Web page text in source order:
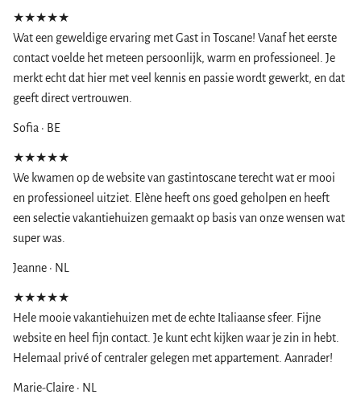
★★★★★
Wat een geweldige ervaring met Gast in Toscane! Vanaf het eerste
contact voelde het meteen persoonlijk, warm en professioneel. Je
merkt echt dat hier met veel kennis en passie wordt gewerkt, en dat
geeft direct vertrouwen.
Sofia · BE
★★★★★
We kwamen op de website van gastintoscane terecht wat er mooi
en professioneel uitziet. Elène heeft ons goed geholpen en heeft
een selectie vakantiehuizen gemaakt op basis van onze wensen wat
super was.
Jeanne · NL
★★★★★
Hele mooie vakantiehuizen met de echte Italiaanse sfeer. Fijne
website en heel fijn contact. Je kunt echt kijken waar je zin in hebt.
Helemaal privé of centraler gelegen met appartement. Aanrader!
Marie-Claire · NL